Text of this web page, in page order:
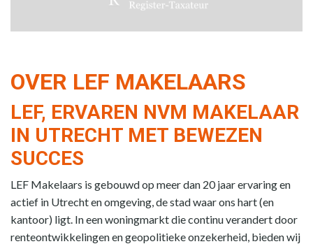
OVER LEF MAKELAARS
LEF, ERVAREN NVM MAKELAAR
IN UTRECHT MET BEWEZEN
SUCCES
LEF Makelaars is gebouwd op meer dan 20 jaar ervaring en
actief in Utrecht en omgeving, de stad waar ons hart (en
kantoor) ligt. In een woningmarkt die continu verandert door
renteontwikkelingen en geopolitieke onzekerheid, bieden wij